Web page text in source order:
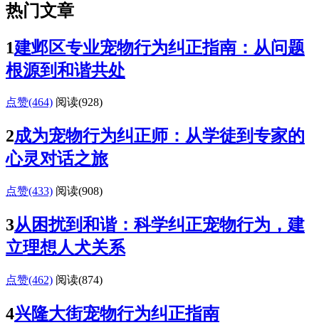
热门文章
1建邺区专业宠物行为纠正指南：从问题
根源到和谐共处
点赞(464) 阅读(928)
2成为宠物行为纠正师：从学徒到专家的
心灵对话之旅
点赞(433) 阅读(908)
3从困扰到和谐：科学纠正宠物行为，建
立理想人犬关系
点赞(462) 阅读(874)
4兴隆大街宠物行为纠正指南